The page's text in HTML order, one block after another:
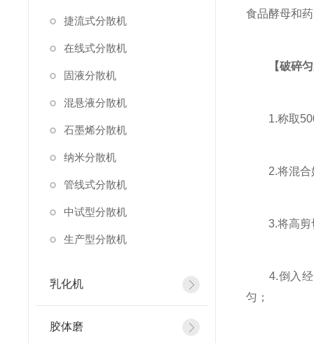
捷流式分散机
在线式分散机
固液分散机
混悬液分散机
石墨烯分散机
纳米分散机
管线式分散机
中试型分散机
生产型分散机
乳化机
胶体磨
食品酵母和
【破碎
1.称取
2.将混合好
3.将高剪切
4.倒入经过
匀；